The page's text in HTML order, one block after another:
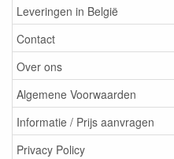
Leveringen in België
Contact
Over ons
Algemene Voorwaarden
Informatie / Prijs aanvragen
Privacy Policy